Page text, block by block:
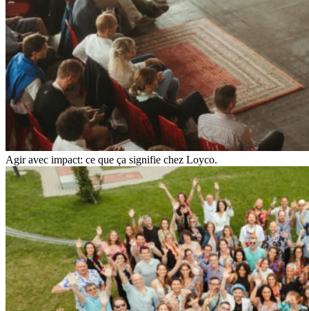
Agir avec impact: ce que ça signifie chez Loyco.